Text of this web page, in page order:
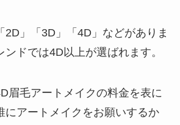
2D」「3D」「4D」などがありま
ドでは4D以上が選ばれます。
眉毛アートメイクの料金を表に
にアートメイクをお願いするか